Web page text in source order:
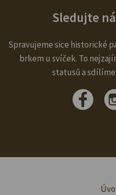
Sledujte
Spravujeme sice historické
brkem u svíček. To
statusů a